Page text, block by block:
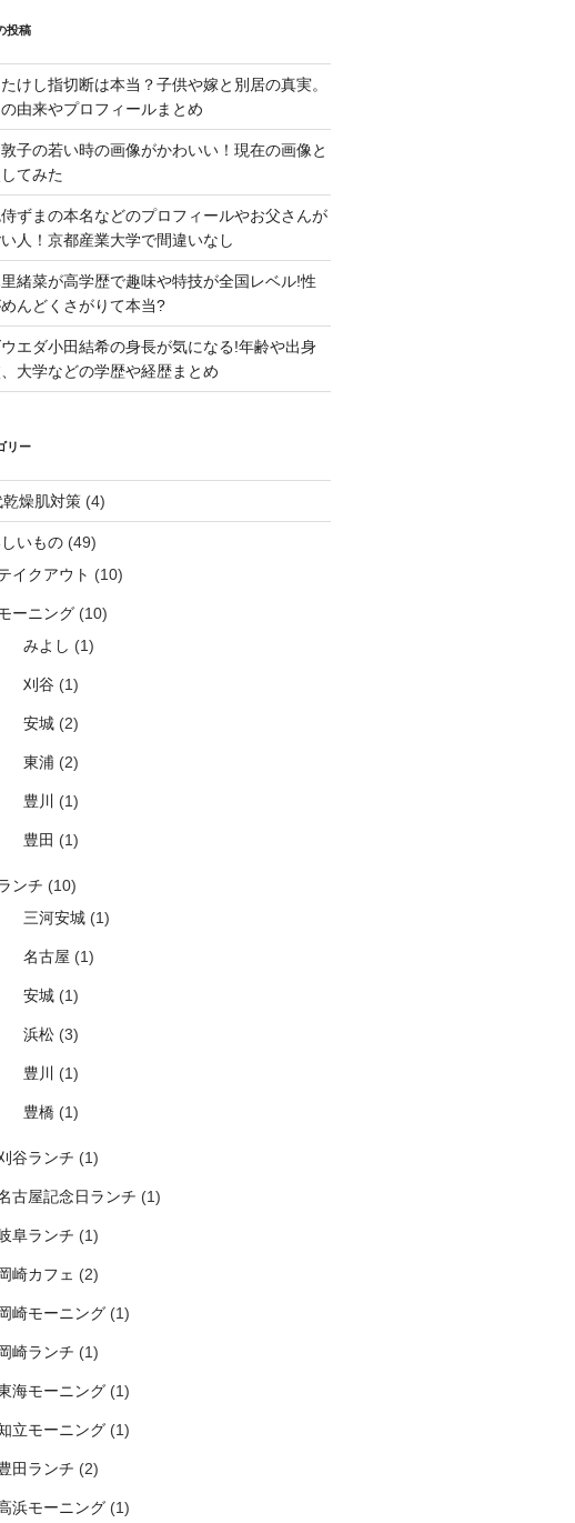
投稿
けし指切断は本当？子供や嫁と別居の真実。
由来やプロフィールまとめ
子の若い時の画像がかわいい！現在の画像と
てみた
ずまの本名などのプロフィールやお父さんが
人！京都産業大学で間違いなし
緒菜が高学歴で趣味や特技が全国レベル!性
んどくさがりて本当?
エダ小田結希の身長が気になる!年齢や出身
大学などの学歴や経歴まとめ
リー
燥肌対策(4)
いもの(49)
イクアウト (10)
ーニング(10)
みよし (1)
刈谷(1)
安城(2)
東浦 (2)
豊川 (1)
豊田 (1)
ンチ (10)
三河安城(1)
名古屋 (1)
安城(1)
浜松(3)
豊川 (1)
豊橋(1)
谷ランチ (1)
古屋記念日ランチ (1)
阜ランチ (1)
岡崎カフェ (2)
岡崎モーニング(1)
岡崎ランチ (1)
海モーニング(1)
立モーニング(1)
田ランチ (2)
浜モーニング(1)